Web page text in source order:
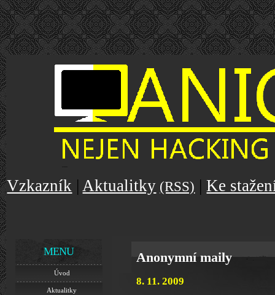
Vzkazník |Aktualitky (RSS) |Ke
MENU
Úvod
Aktualitky
Anonymní maily
8. 11. 2009